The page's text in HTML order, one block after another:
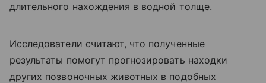
длительного нахождения в водной толще.
Исследователи считают, что полученные
результаты помогут прогнозировать находки
других позвоночных животных в подобных